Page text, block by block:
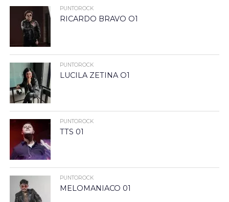
PUNTOROCK
RICARDO BRAVO O1
PUNTOROCK
LUCILA ZETINA O1
PUNTOROCK
TTS 01
PUNTOROCK
MELOMANIACO 01